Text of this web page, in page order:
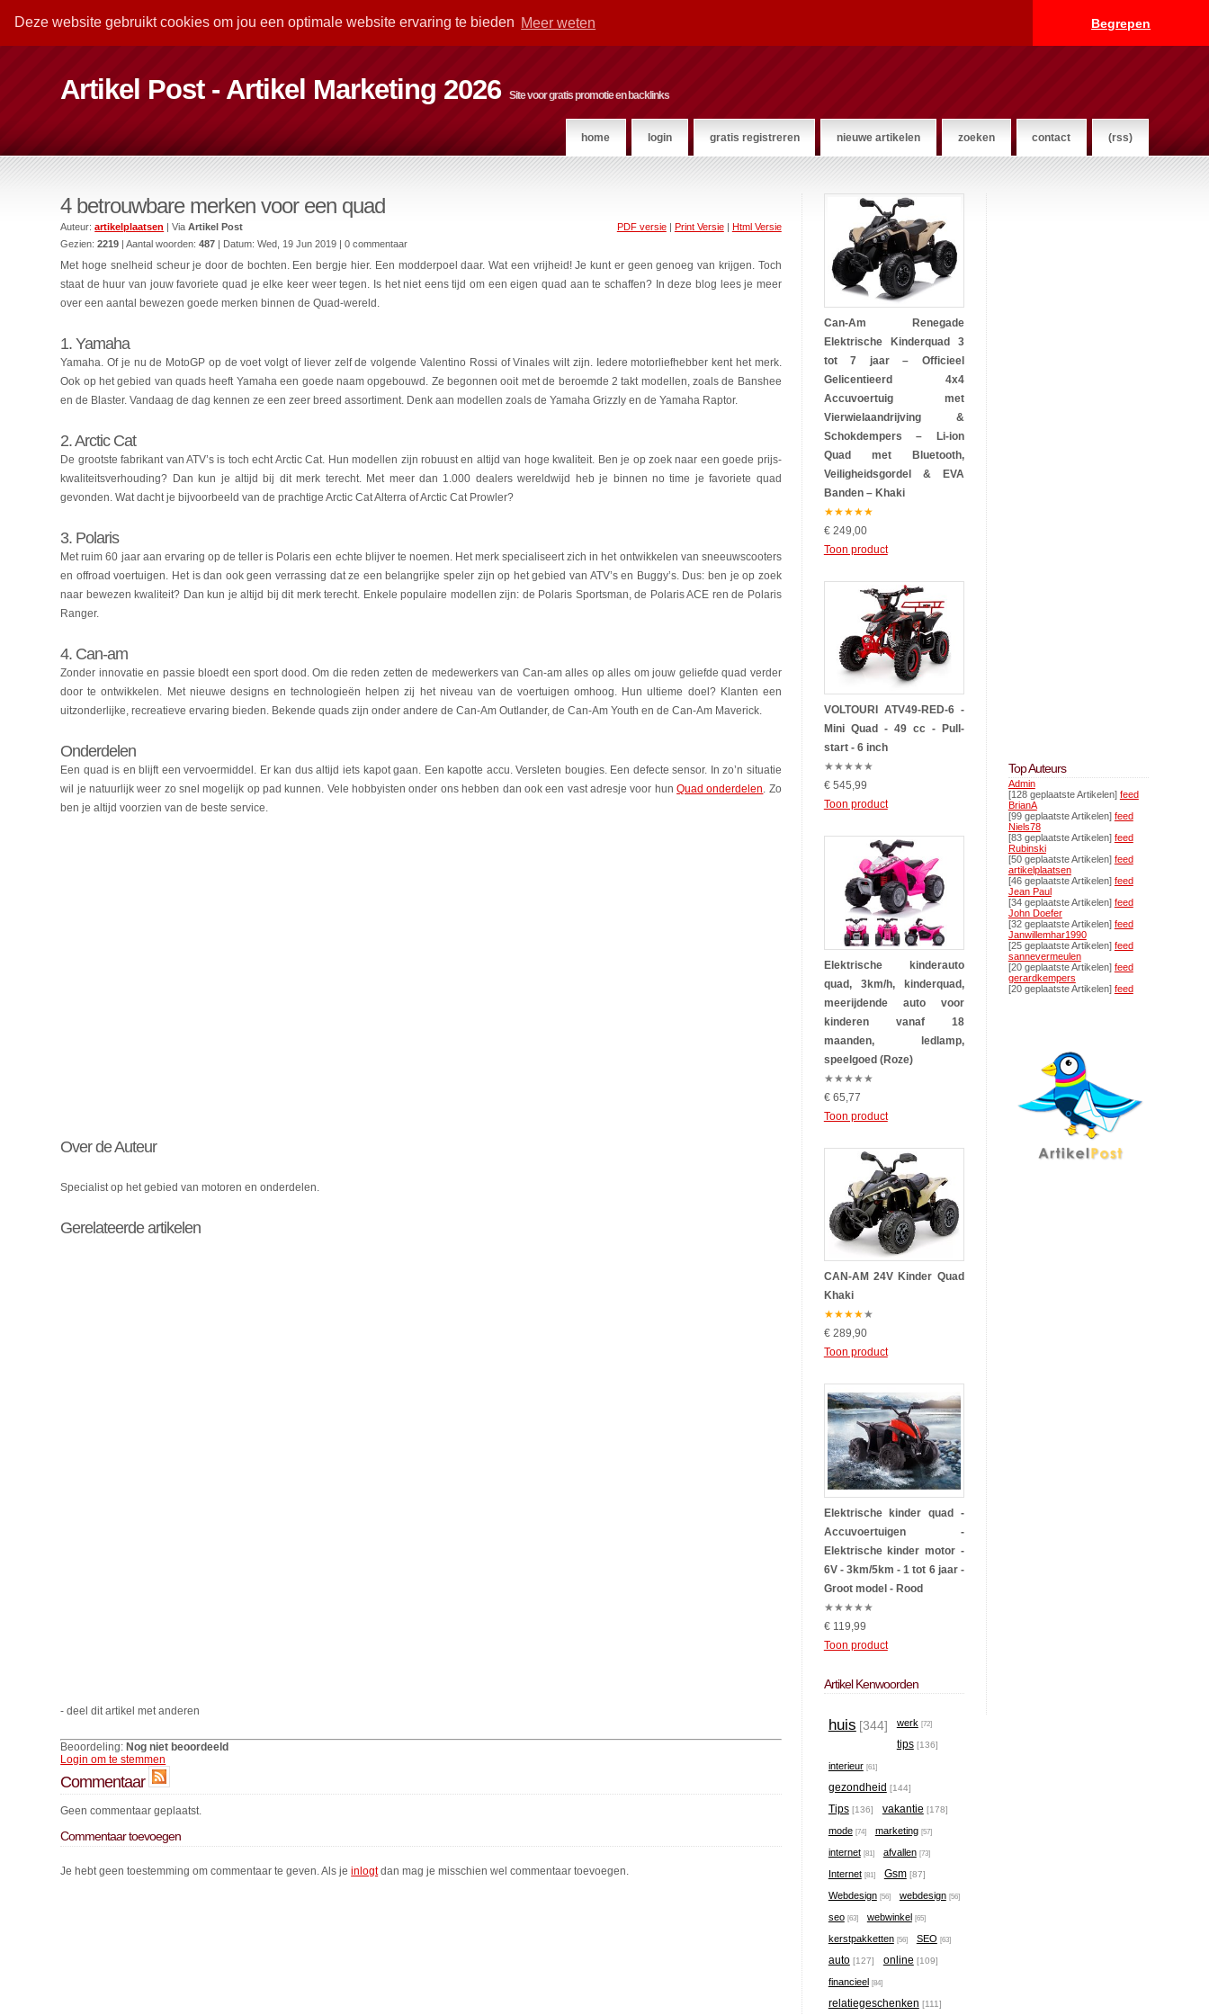
Deze website gebruikt cookies om jou een optimale website ervaring te bieden Meer weten Begrepen
Artikel Post - Artikel Marketing 2026 Site voor gratis promotie en backlinks
home login gratis registreren nieuwe artikelen zoeken contact (rss)
4 betrouwbare merken voor een quad
PDF versie| Print Versie| Html Versie
Auteur:artikelplaatsen | ViaArtikel Post
Gezien:2219 | Aantal woorden:487 | Datum:Wed, 19 Jun 2019 | 0 commentaar
Met hoge snelheid scheur je door de bochten. Een bergje hier. Een modderpoel daar. Wat een vrijheid! Je kunt er geen genoeg van krijgen. Toch
staat de huur van jouw favoriete quad je elke keer weer tegen. Is het niet eens tijd om een eigen quad aan te schaffen? In deze blog lees je meer
over een aantal bewezen goede merken binnen de Quad-wereld.
1. Yamaha
Yamaha. Of je nu de MotoGP op de voet volgt of liever zelf de volgende Valentino Rossi of Vinales wilt zijn. Iedere motorliefhebber kent het merk.
Ook op het gebied van quads heeft Yamaha een goede naam opgebouwd. Ze begonnen ooit met de beroemde 2 takt modellen, zoals de Banshee
en de Blaster. Vandaag de dag kennen ze een zeer breed assortiment. Denk aan modellen zoals de Yamaha Grizzly en de Yamaha Raptor.
2. Arctic Cat
De grootste fabrikant van ATV’s is toch echt Arctic Cat. Hun modellen zijn robuust en altijd van hoge kwaliteit. Ben je op zoek naar een goede prijs-
kwaliteitsverhouding? Dan kun je altijd bij dit merk terecht. Met meer dan 1.000 dealers wereldwijd heb je binnen no time je favoriete quad
gevonden. Wat dacht je bijvoorbeeld van de prachtige Arctic Cat Alterra of Arctic Cat Prowler?
3. Polaris
Met ruim 60 jaar aan ervaring op de teller is Polaris een echte blijver te noemen. Het merk specialiseert zich in het ontwikkelen van sneeuwscooters
en offroad voertuigen. Het is dan ook geen verrassing dat ze een belangrijke speler zijn op het gebied van ATV’s en Buggy’s. Dus: ben je op zoek
naar bewezen kwaliteit? Dan kun je altijd bij dit merk terecht. Enkele populaire modellen zijn: de Polaris Sportsman, de Polaris ACE ren de Polaris
Ranger.
4. Can-am
Zonder innovatie en passie bloedt een sport dood. Om die reden zetten de medewerkers van Can-am alles op alles om jouw geliefde quad verder
door te ontwikkelen. Met nieuwe designs en technologieën helpen zij het niveau van de voertuigen omhoog. Hun ultieme doel? Klanten een
uitzonderlijke, recreatieve ervaring bieden. Bekende quads zijn onder andere de Can-Am Outlander, de Can-Am Youth en de Can-Am Maverick.
Onderdelen
Een quad is en blijft een vervoermiddel. Er kan dus altijd iets kapot gaan. Een kapotte accu. Versleten bougies. Een defecte sensor. In zo’n situatie
wil je natuurlijk weer zo snel mogelijk op pad kunnen. Vele hobbyisten onder ons hebben dan ook een vast adresje voor hunQuad onderdelen. Zo
ben je altijd voorzien van de beste service.
Over de Auteur
Specialist op het gebied van motoren en onderdelen.
Gerelateerde artikelen
- deel dit artikel met anderen
Beoordeling: Nog niet beoordeeld
Login om te stemmen
Commentaar
Geen commentaar geplaatst.
Commentaar toevoegen
Je hebt geen toestemming om commentaar te geven. Als jeinlogtdan mag je misschien wel commentaar toevoegen.
Can-Am Renegade
Elektrische Kinderquad 3
tot 7 jaar – Officieel
Gelicentieerd 4x4
Accuvoertuig met
Vierwielaandrijving &
Schokdempers – Li-ion
Quad met Bluetooth,
Veiligheidsgordel & EVA
Banden – Khaki
★★★★★
€ 249,00
Toon product
VOLTOURI ATV49-RED-6 -
Mini Quad - 49 cc - Pull-
start - 6 inch
★★★★★
€ 545,99
Toon product
Elektrische kinderauto
quad, 3km/h, kinderquad,
meerijdende auto voor
kinderen vanaf 18
maanden, ledlamp,
speelgoed (Roze)
★★★★★
€ 65,77
Toon product
CAN-AM 24V Kinder Quad
Khaki
★★★★★
€ 289,90
Toon product
Elektrische kinder quad -
Accuvoertuigen -
Elektrische kinder motor -
6V - 3km/5km - 1 tot 6 jaar -
Groot model - Rood
★★★★★
€ 119,99
Toon product
Artikel Kenwoorden
huis [344] werk [72]
tips [136]
interieur [61]
gezondheid [144]
Tips [136] vakantie [178]
mode [74] marketing [57]
internet [81] afvallen [73]
Internet [81] Gsm [87]
Webdesign [56] webdesign [56]
seo [63] webwinkel [65]
kerstpakketten [56] SEO [63]
auto [127] online [109]
financieel [84]
relatiegeschenken [111]
Top Auteurs
Admin
[128 geplaatste Artikelen] feed
BrianA
[99 geplaatste Artikelen] feed
Niels78
[83 geplaatste Artikelen] feed
Rubinski
[50 geplaatste Artikelen] feed
artikelplaatsen
[46 geplaatste Artikelen] feed
Jean Paul
[34 geplaatste Artikelen] feed
John Doefer
[32 geplaatste Artikelen] feed
Janwillemhar1990
[25 geplaatste Artikelen] feed
sannevermeulen
[20 geplaatste Artikelen] feed
gerardkempers
[20 geplaatste Artikelen] feed